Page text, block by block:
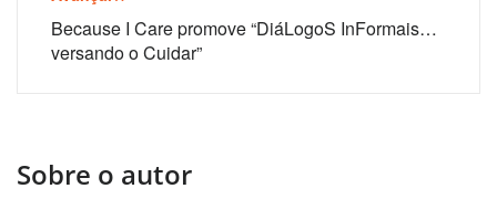
Because I Care promove “DiáLogoS InFormais…
versando o Cuidar”
Sobre o autor